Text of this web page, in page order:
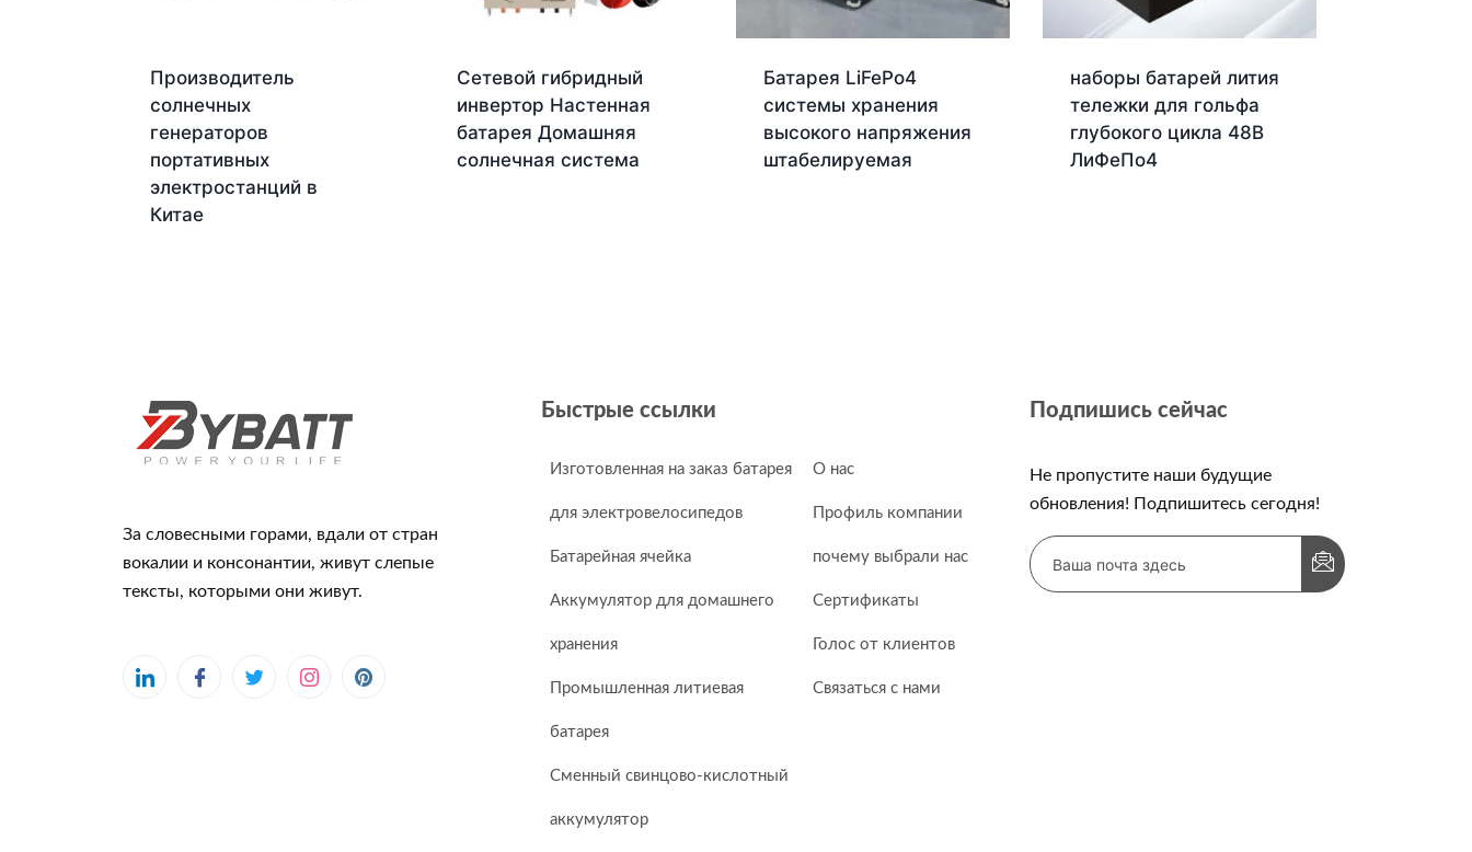
Производитель
солнечных
генераторов
портативных
электростанций в
Китае
Сетевой гибридный
инвертор Настенная
батарея Домашняя
солнечная система
Батарея LiFePo4
системы хранения
высокого напряжения
штабелируемая
наборы батарей лития
тележки для гольфа
глубокого цикла 48В
ЛиФеПо4
За словесными горами, вдали от стран
вокалии и консонантии, живут слепые
тексты, которыми они живут.
Быстрые ссылки
Изготовленная на заказ батарея
для электровелосипедов
Батарейная ячейка
Аккумулятор для домашнего
хранения
Промышленная литиевая
батарея
Сменный свинцово-кислотный
аккумулятор
О нас
Профиль компании
почему выбрали нас
Сертификаты
Голос от клиентов
Связаться с нами
Подпишись сейчас
Не пропустите наши будущие
обновления! Подпишитесь сегодня!